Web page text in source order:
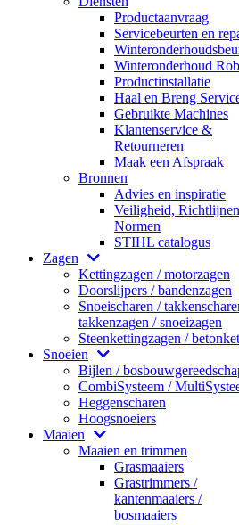
Productaanvraag
Servicebeurten en
Winteronderhoud
Productinstallatie
Haal en Breng
Gebruikte Machines
Klantenservice &
Retourneren
Maak een Afspraak
Bronnen
Advies en inspiratie
Veiligheid,
Normen
STIHL catalogus
Zagen
Kettingzagen / motorzagen
Doorslijpers / bandenzagen
Snoeischaren /
takkenzagen / snoeizagen
Steenkettingzagen /
Snoeien
Bijlen /
CombiSysteem /
Heggenscharen
Hoogsnoeiers
Maaien
Maaien en trimmen
Grasmaaiers
Grastrimmers /
kantenmaaiers /
bosmaaiers